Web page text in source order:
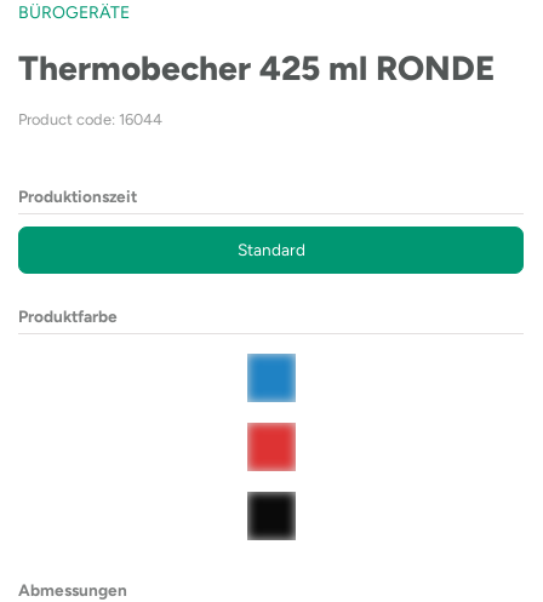
BÜROGERÄTE
Thermobecher 425 ml RONDE
Product code: 16044
Produktionszeit
Standard
Produktfarbe
Abmessungen